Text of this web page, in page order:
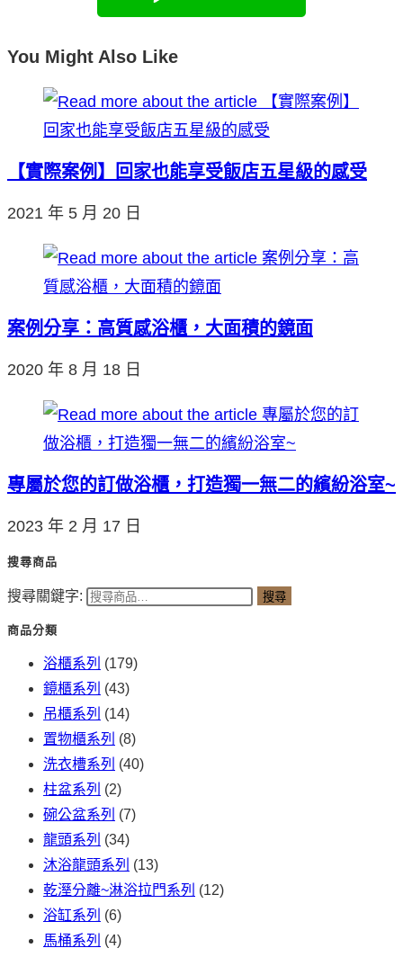
You Might Also Like
【實際案例】回家也能享受飯店五星級的感受
2021 年 5 月 20 日
案例分享：高質感浴櫃，大面積的鏡面
2020 年 8 月 18 日
專屬於您的訂做浴櫃，打造獨一無二的繽紛浴室~
2023 年 2 月 17 日
搜尋商品
搜尋關鍵字: 搜尋
商品分類
浴櫃系列 (179)
鏡櫃系列 (43)
吊櫃系列 (14)
置物櫃系列 (8)
洗衣槽系列 (40)
柱盆系列 (2)
碗公盆系列 (7)
龍頭系列 (34)
沐浴龍頭系列 (13)
乾溼分離~淋浴拉門系列 (12)
浴缸系列 (6)
馬桶系列 (4)